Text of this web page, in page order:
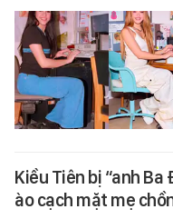
Kiều Tiên bị “anh
ào cạch mặt mẹ